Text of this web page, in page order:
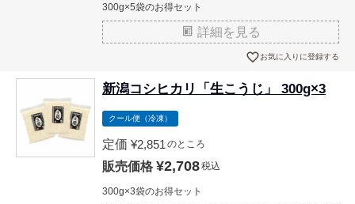
300g×5袋のお得セット
詳細を見る
お気に入りに登録する
新潟コシヒカリ「生こうじ」 300g×3
クール便（冷凍）
定価 ¥2,851 のところ
販売価格 ¥2,708税込
300g×3袋のお得セット